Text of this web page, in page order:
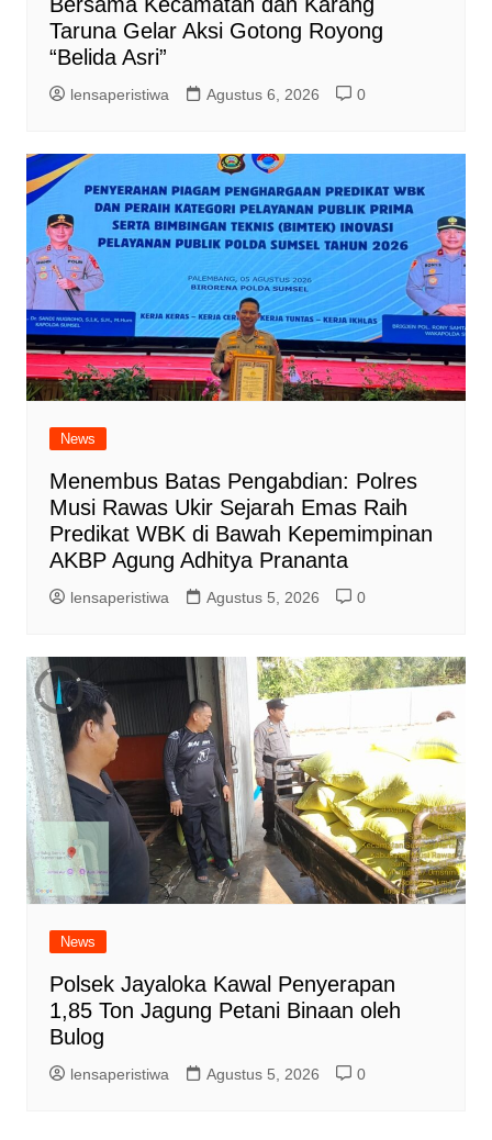
Taruna Gelar Aksi Gotong Royong
“Belida Asri”
lensaperistiwa Agustus 6, 2026 0
News
Menembus Batas Pengabdian: Polres
Musi Rawas Ukir Sejarah Emas Raih
Predikat WBK di Bawah Kepemimpinan
AKBP Agung Adhitya Prananta
lensaperistiwa Agustus 5, 2026 0
News
Polsek Jayaloka Kawal Penyerapan
1,85 Ton Jagung Petani Binaan oleh
Bulog
lensaperistiwa Agustus 5, 2026 0